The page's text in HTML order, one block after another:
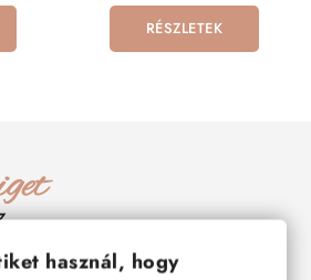
RÉSZLETEK
minőségű, stílusos és tartós
használ, hogy